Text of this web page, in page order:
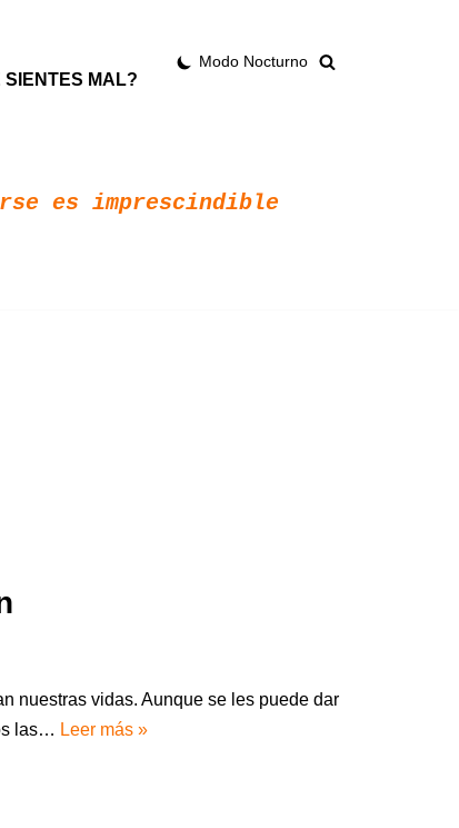
SIENTES MAL?
Modo Nocturno
es imprescindible
nuestras vidas. Aunque se les puede dar
las… Leer más »